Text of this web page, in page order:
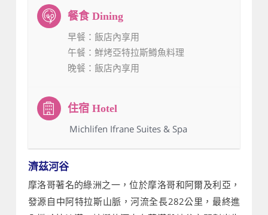
早餐 ：飯店內享用
午餐 ：鮮烤亞特拉斯鱒魚料理
晚餐 ：飯店內享用
：Michlifen Ifrane Suites & Spa
濟茲河谷
摩洛哥著名的綠洲之一，位於摩洛哥和阿爾及利亞，
發源自中阿特拉斯山脈，河流全長282公里，最終進